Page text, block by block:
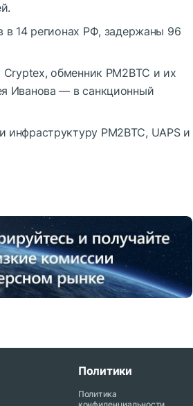
в 14 регионах РФ, задержаны 96
обменник PM2BTC и их
Иванова — в санкционный
PM2BTC, UAPS и
Политики
Политика